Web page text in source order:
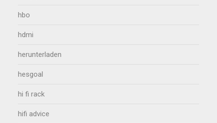
hbo
hdmi
herunterladen
hesgoal
hi fi rack
hifi advice